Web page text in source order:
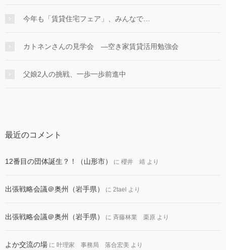
今年も「賃貸住宅フェア」、みんなで…
カトネンさんの見学会 ―空き家賃貸活用勉強会
父娘2人の挑戦、一歩一歩前進中
最近のコメント
12番目の団体誕生？！（山形市） に 櫻井 靖 より
出張戦略会議＠奥州（岩手県） に 2tael より
出張戦略会議＠奥州（岩手県） に 斉藤林業 栗原 より
よか交流の場 に 叶理家 事務局 落合宏美 より